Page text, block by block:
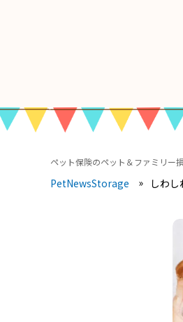
ペット保険のペット＆ファミリー
PetNewsStorage しわ